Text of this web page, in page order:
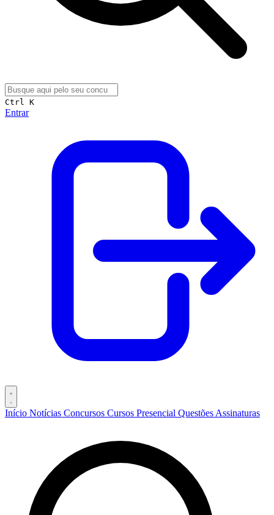
Ctrl K
Entrar
Início Notícias Concursos Cursos Presencial Questões Assinaturas